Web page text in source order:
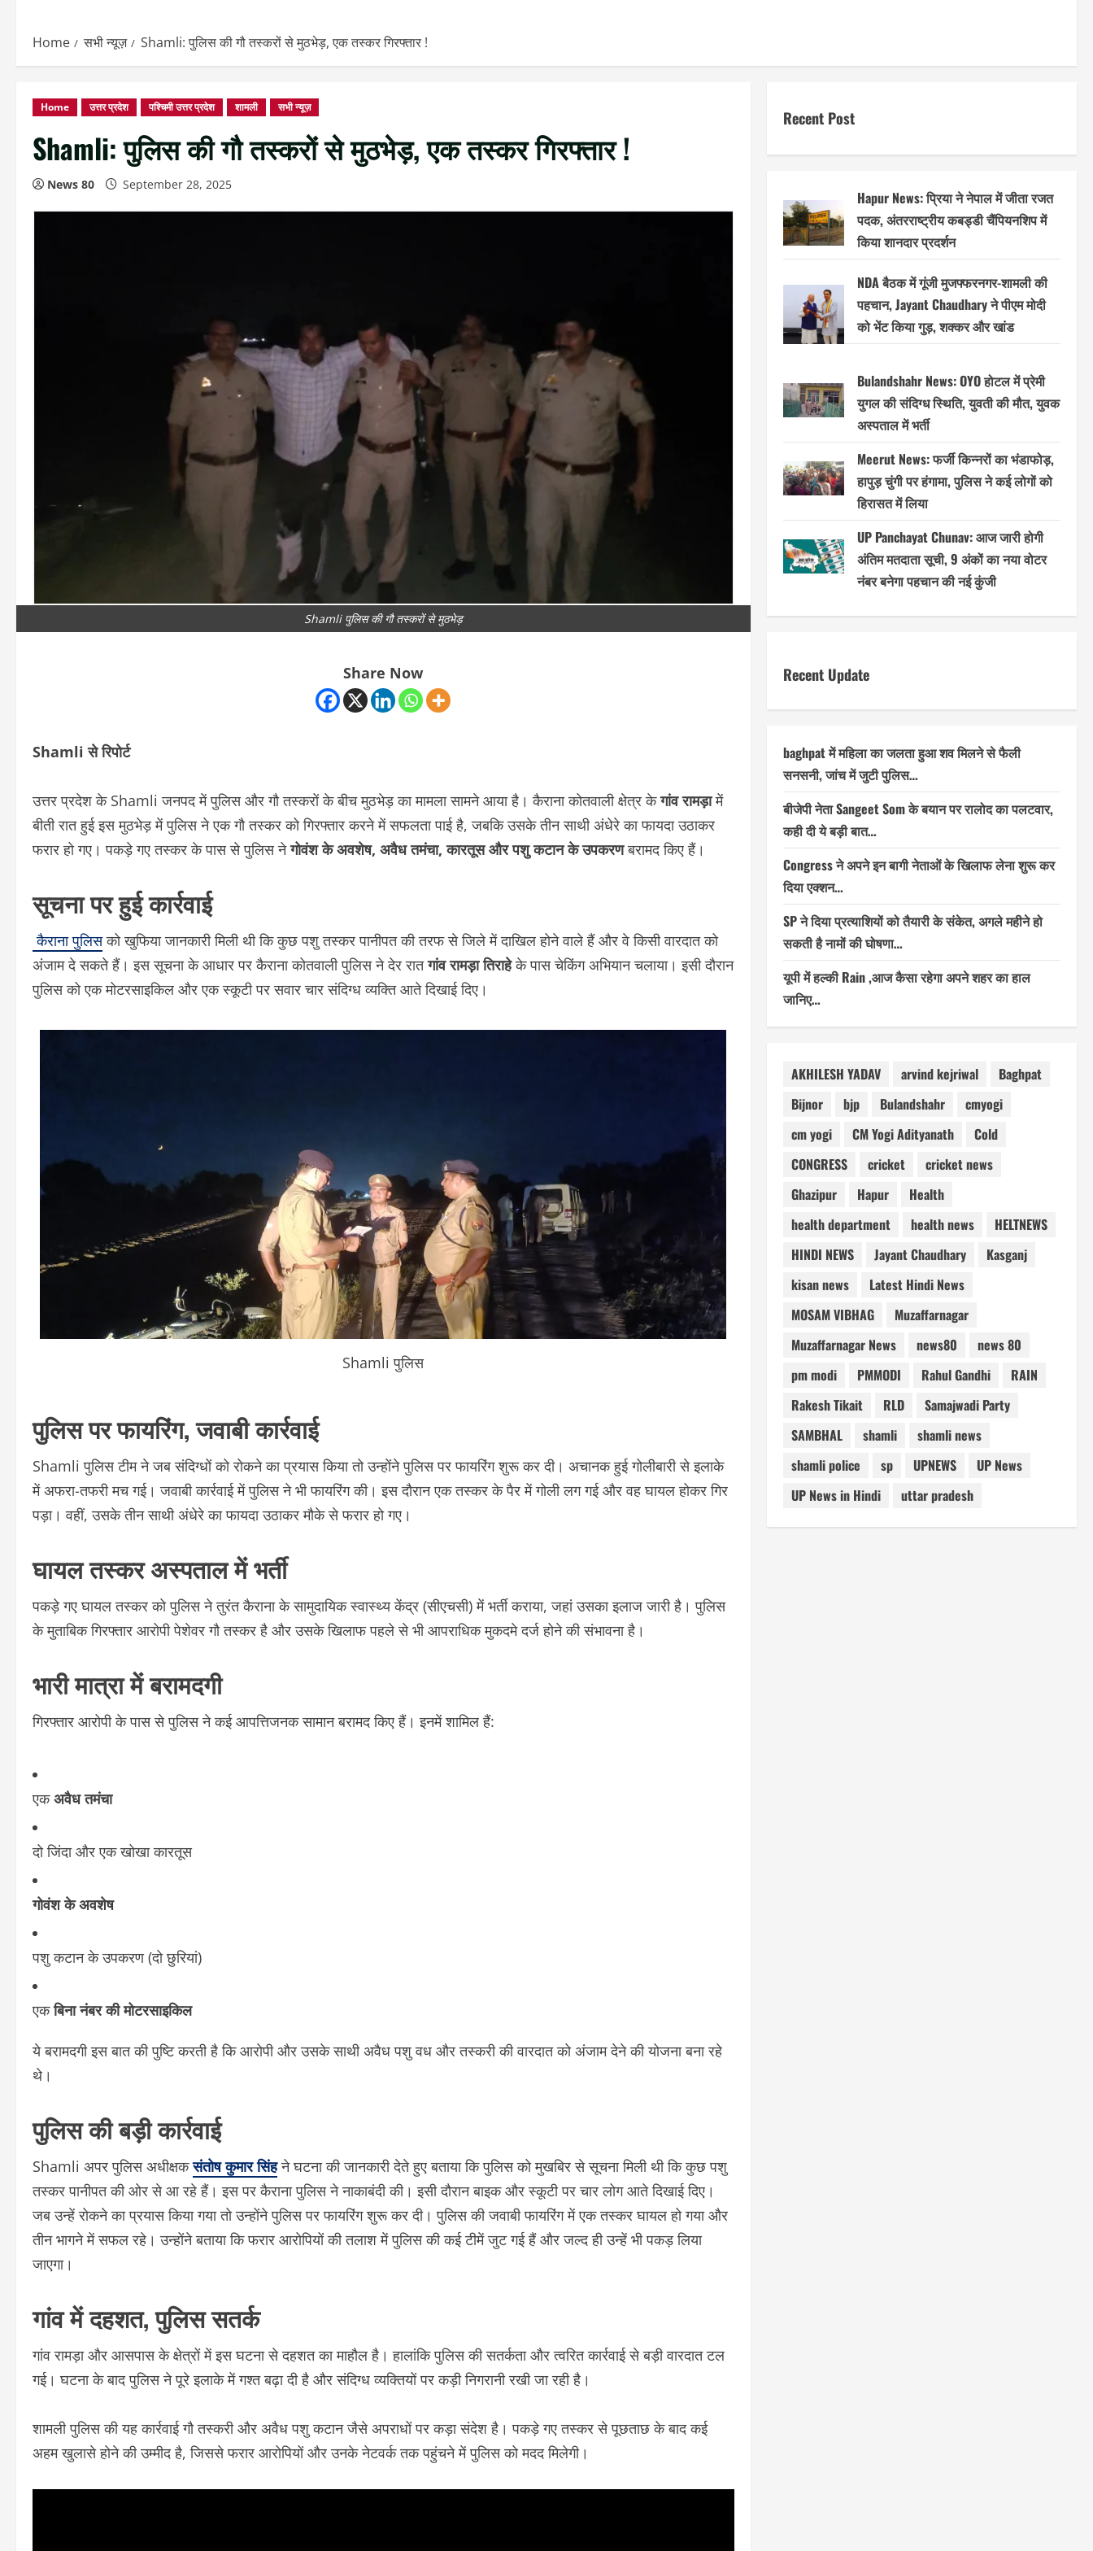
Home सभी न्यूज़ Shamli: पुलिस की गौ तस्करों से मुठभेड़, एक तस्कर गिरफ्तार !
Home उत्तर प्रदेश पश्चिमी उत्तर प्रदेश शामली सभी न्यूज़
Shamli: पुलिस की गौ तस्करों से मुठभेड़, एक तस्कर गिरफ्तार !
News 80 September 28, 2025
Shamli पुलिस की गौ तस्करों से मुठभेड़
Share Now
Shamli से रिपोर्ट
उत्तर प्रदेश के Shamli जनपद में पुलिस और गौ तस्करों के बीच मुठभेड़ का मामला सामने आया है। कैराना कोतवाली क्षेत्र केगांव रामड़ामें
बीती रात हुई इस मुठभेड़ में पुलिस ने एक गौ तस्कर को गिरफ्तार करने में सफलता पाई है, जबकि उसके तीन साथी अंधेरे का फायदा उठाकर
फरार हो गए। पकड़े गए तस्कर के पास से पुलिस नेगोवंश के अवशेष, अवैध तमंचा, कारतूस और पशु कटान के उपकरणबरामद किए हैं।
सूचना पर हुई कार्रवाई
कैराना पुलिसको खुफिया जानकारी मिली थी कि कुछ पशु तस्कर पानीपत की तरफ से जिले में दाखिल होने वाले हैं और वे किसी वारदात को
अंजाम दे सकते हैं। इस सूचना के आधार पर कैराना कोतवाली पुलिस ने देर रातगांव रामड़ा तिराहेके पास चेकिंग अभियान चलाया। इसी दौरान
पुलिस को एक मोटरसाइकिल और एक स्कूटी पर सवार चार संदिग्ध व्यक्ति आते दिखाई दिए।
Shamli पुलिस
पुलिस पर फायरिंग, जवाबी कार्रवाई
Shamli पुलिस टीम ने जब संदिग्धों को रोकने का प्रयास किया तो उन्होंने पुलिस पर फायरिंग शुरू कर दी। अचानक हुई गोलीबारी से इलाके
में अफरा-तफरी मच गई। जवाबी कार्रवाई में पुलिस ने भी फायरिंग की। इस दौरान एक तस्कर के पैर में गोली लग गई और वह घायल होकर गिर
पड़ा। वहीं, उसके तीन साथी अंधेरे का फायदा उठाकर मौके से फरार हो गए।
घायल तस्कर अस्पताल में भर्ती
पकड़े गए घायल तस्कर को पुलिस ने तुरंत कैराना के सामुदायिक स्वास्थ्य केंद्र (सीएचसी) में भर्ती कराया, जहां उसका इलाज जारी है। पुलिस
के मुताबिक गिरफ्तार आरोपी पेशेवर गौ तस्कर है और उसके खिलाफ पहले से भी आपराधिक मुकदमे दर्ज होने की संभावना है।
भारी मात्रा में बरामदगी
गिरफ्तार आरोपी के पास से पुलिस ने कई आपत्तिजनक सामान बरामद किए हैं। इनमें शामिल हैं:
एकअवैध तमंचा
दो जिंदा और एक खोखा कारतूस
गोवंश के अवशेष
पशु कटान के उपकरण (दो छुरियां)
एकबिना नंबर की मोटरसाइकिल
ये बरामदगी इस बात की पुष्टि करती है कि आरोपी और उसके साथी अवैध पशु वध और तस्करी की वारदात को अंजाम देने की योजना बना रहे
थे।
पुलिस की बड़ी कार्रवाई
Shamli अपर पुलिस अधीक्षकसंतोष कुमार सिंहने घटना की जानकारी देते हुए बताया कि पुलिस को मुखबिर से सूचना मिली थी कि कुछ पशु
तस्कर पानीपत की ओर से आ रहे हैं। इस पर कैराना पुलिस ने नाकाबंदी की। इसी दौरान बाइक और स्कूटी पर चार लोग आते दिखाई दिए।
जब उन्हें रोकने का प्रयास किया गया तो उन्होंने पुलिस पर फायरिंग शुरू कर दी। पुलिस की जवाबी फायरिंग में एक तस्कर घायल हो गया और
तीन भागने में सफल रहे। उन्होंने बताया कि फरार आरोपियों की तलाश में पुलिस की कई टीमें जुट गई हैं और जल्द ही उन्हें भी पकड़ लिया
जाएगा।
गांव में दहशत, पुलिस सतर्क
गांव रामड़ा और आसपास के क्षेत्रों में इस घटना से दहशत का माहौल है। हालांकि पुलिस की सतर्कता और त्वरित कार्रवाई से बड़ी वारदात टल
गई। घटना के बाद पुलिस ने पूरे इलाके में गश्त बढ़ा दी है और संदिग्ध व्यक्तियों पर कड़ी निगरानी रखी जा रही है।
शामली पुलिस की यह कार्रवाई गौ तस्करी और अवैध पशु कटान जैसे अपराधों पर कड़ा संदेश है। पकड़े गए तस्कर से पूछताछ के बाद कई
अहम खुलासे होने की उम्मीद है, जिससे फरार आरोपियों और उनके नेटवर्क तक पहुंचने में पुलिस को मदद मिलेगी।
Recent Post
Hapur News: प्रिया ने नेपाल में जीता रजत
पदक, अंतरराष्ट्रीय कबड्डी चैंपियनशिप में
किया शानदार प्रदर्शन
NDA बैठक में गूंजी मुजफ्फरनगर-शामली की
पहचान, Jayant Chaudhary ने पीएम मोदी
को भेंट किया गुड़, शक्कर और खांड
Bulandshahr News: OYO होटल में प्रेमी
युगल की संदिग्ध स्थिति, युवती की मौत, युवक
अस्पताल में भर्ती
Meerut News: फर्जी किन्नरों का भंडाफोड़,
हापुड़ चुंगी पर हंगामा, पुलिस ने कई लोगों को
हिरासत में लिया
UP Panchayat Chunav: आज जारी होगी
अंतिम मतदाता सूची, 9 अंकों का नया वोटर
नंबर बनेगा पहचान की नई कुंजी
Recent Update
baghpat में महिला का जलता हुआ शव मिलने से फैली
सनसनी, जांच में जुटी पुलिस…
बीजेपी नेता Sangeet Som के बयान पर रालोद का पलटवार,
कही दी ये बड़ी बात…
Congress ने अपने इन बागी नेताओं के खिलाफ लेना शुरू कर
दिया एक्शन…
SP ने दिया प्रत्याशियों को तैयारी के संकेत, अगले महीने हो
सकती है नामों की घोषणा…
यूपी में हल्की Rain ,आज कैसा रहेगा अपने शहर का हाल
जानिए…
AKHILESH YADAV arvind kejriwal
Baghpat
Bijnor
bjp Bulandshahr
cmyogi
cm yogi
CM Yogi Adityanath
Cold
CONGRESS
cricket
cricket news
Ghazipur
Hapur
Health
health department
health news
HELTNEWS
HINDI NEWS
Jayant Chaudhary
Kasganj
kisan news
Latest Hindi News
MOSAM VIBHAG
Muzaffarnagar
Muzaffarnagar News
news80
news 80
pm modi
PMMODI Rahul Gandhi
RAIN
Rakesh Tikait
RLD
Samajwadi Party
SAMBHAL
shamli
shamli news
shamli police
sp UPNEWS
UP News
UP News in Hindi
uttar pradesh